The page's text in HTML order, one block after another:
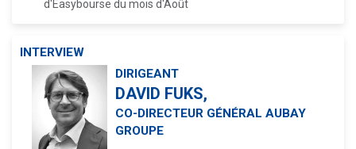
d'Easybourse du mois d'Août
INTERVIEW
DIRIGEANT
DAVID FUKS,
CO-DIRECTEUR GÉNÉRAL AUBAY
GROUPE